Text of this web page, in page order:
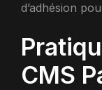
d’adhésion
CMS